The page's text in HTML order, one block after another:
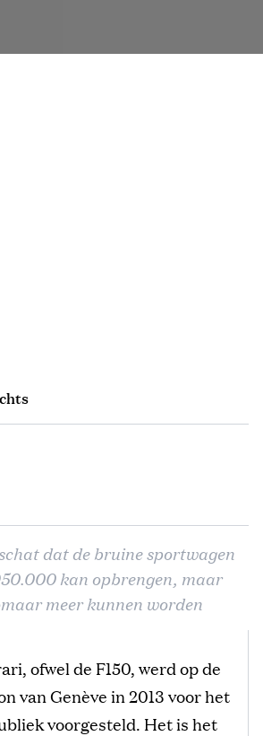
dat de bruine sportwagen
kan opbrengen, maar
meer kunnen worden
ofwel de F150, werd op de
van Genève in 2013 voor het
voorgesteld. Het is het